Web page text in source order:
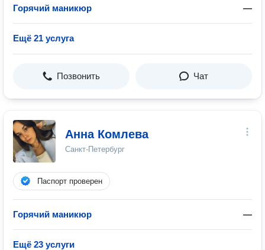
Горячий маникюр —
Ещё 21 услуга
Позвонить Чат
Анна Комлева
Санкт-Петербург
Паспорт проверен
Горячий маникюр —
Ещё 23 услуги